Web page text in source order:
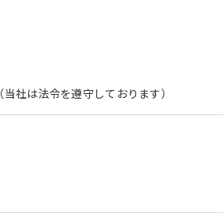
社は法令を遵守しております）